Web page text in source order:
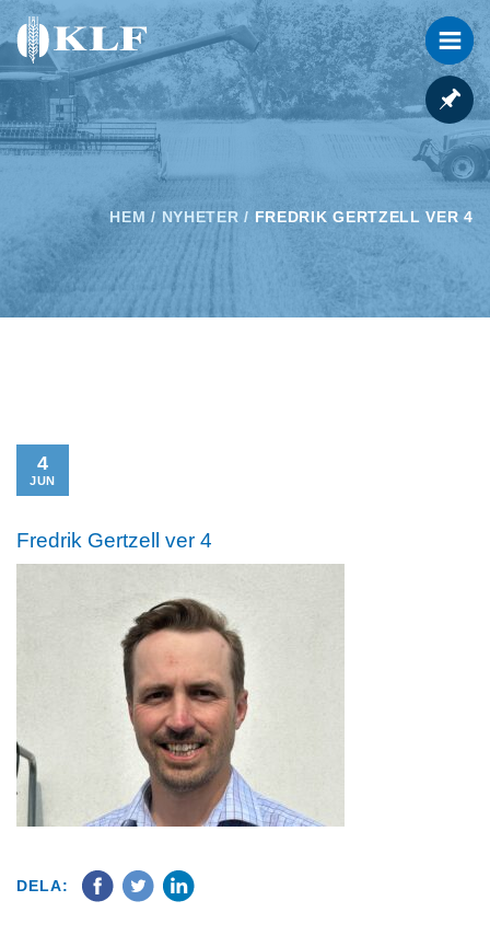
HEM / NYHETER / FREDRIK GERTZELL VER 4
4
JUN
Fredrik Gertzell ver 4
DELA: